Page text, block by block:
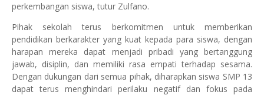
perkembangan siswa, tutur Zulfano.
Pihak sekolah terus berkomitmen untuk memberikan
pendidikan berkarakter yang kuat kepada para siswa, dengan
harapan mereka dapat menjadi pribadi yang bertanggung
jawab, disiplin, dan memiliki rasa empati terhadap sesama.
Dengan dukungan dari semua pihak, diharapkan siswa SMP 13
dapat terus menghindari perilaku negatif dan fokus pada